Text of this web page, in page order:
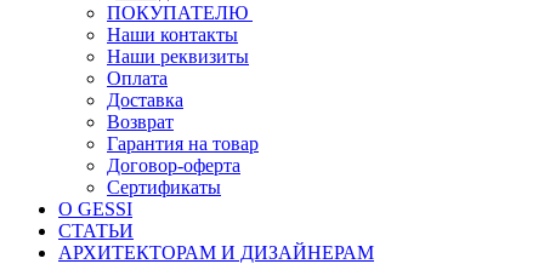
ПОКУПАТЕЛЮ
Наши контакты
Наши реквизиты
Оплата
Доставка
Возврат
Гарантия на товар
Договор-оферта
Сертификаты
О GESSI
СТАТЬИ
АРХИТЕКТОРАМ И ДИЗАЙНЕРАМ